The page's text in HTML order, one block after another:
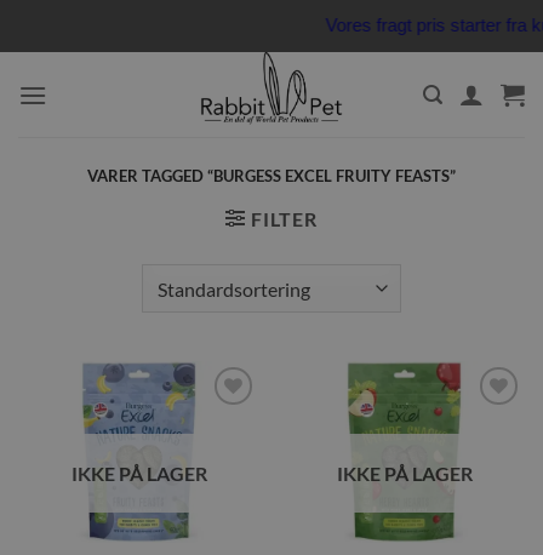
Vores fragt pris starter fra
VARER TAGGED “BURGESS EXCEL FRUITY FEASTS”
FILTER
ønskeliste
IKKE PÅ LAGER
ønskeliste
IKKE PÅ LAGER